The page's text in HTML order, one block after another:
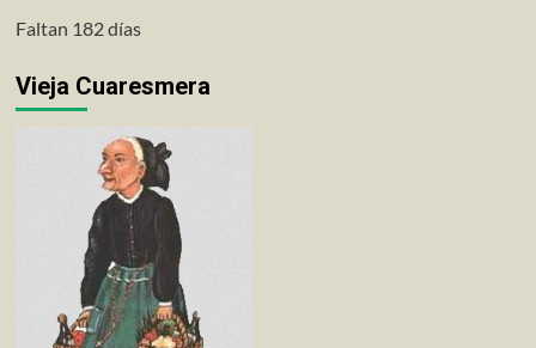
Faltan 182 días
Vieja Cuaresmera